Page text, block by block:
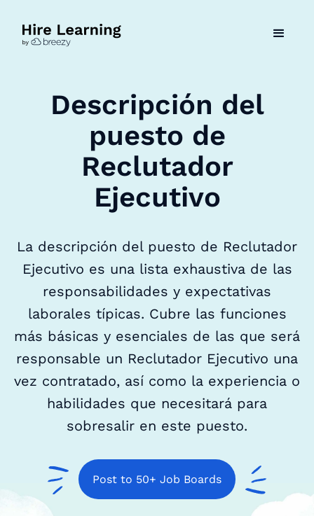
Descripción del
puesto de
Reclutador
Ejecutivo
La descripción del puesto de Reclutador
Ejecutivo es una lista exhaustiva de las
responsabilidades y expectativas
laborales típicas. Cubre las funciones
más básicas y esenciales de las que será
responsable un Reclutador Ejecutivo una
vez contratado, así como la experiencia o
habilidades que necesitará para
sobresalir en este puesto.
Post to 50+ Job Boards